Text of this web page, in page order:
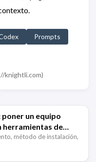
Prompts
knightli.com)
poner un equipo
herramientas de
método de instalación,